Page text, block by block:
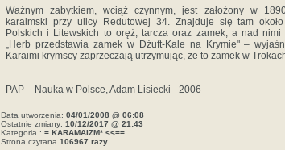
Ważnym zabytkiem, wciąż czynnym, jest założony w
karaimski przy ulicy Redutowej 34. Znajduje się tam
Polskich i Litewskich to oręż, tarcza oraz zamek, a nad nimi
„Herb przedstawia zamek w Dżuft-Kale na Krymie" –
Karaimi krymscy zaprzeczają utrzymując, że to zamek w
PAP – Nauka w Polsce, Adam Lisiecki - 2006
Data utworzenia: 04/01/2008 @ 06:08
Ostatnie zmiany: 10/12/2017 @ 21:43
Kategoria : = KARAMAIZM* <<==
Strona czytana 106967 razy